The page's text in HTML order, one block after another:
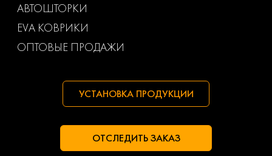
АВТОШТОРКИ
EVA КОВРИКИ
ОПТОВЫЕ ПРОДАЖИ
УСТАНОВКА ПРОДУКЦИИ
ОТСЛЕДИТЬ ЗАКАЗ